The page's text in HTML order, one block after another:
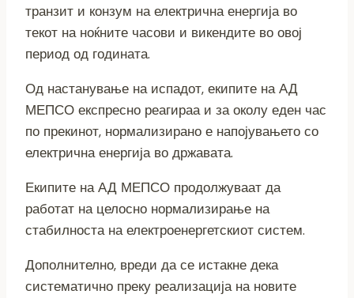
транзит и конзум на електрична енергија во
текот на ноќните часови и викендите во овој
период од годината.
Од настанување на испадот, екипите на АД
МЕПСО експресно реагираа и за околу еден час
по прекинот, нормализирано е напојувањето со
електрична енергија во државата.
Екипите на АД МЕПСО продолжуваат да
работат на целосно нормализирање на
стабилноста на електроенергетскиот систем.
Дополнително, вреди да се истакне дека
систематично преку реализација на новите